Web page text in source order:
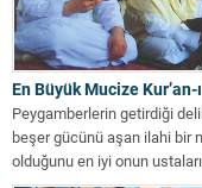
En Büyük Mucize Kur’an-
Peygamberlerin getirdiği
beşer gücünü aşan ilahi bir
olduğunu en iyi onun